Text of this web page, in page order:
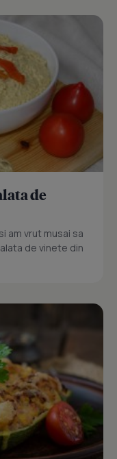
de
am vrut musai sa
de vinete din